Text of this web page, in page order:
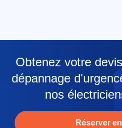
Obtenez votre
dépannage
nos
Réserver